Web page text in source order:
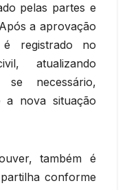
pelas partes e
a aprovação
registrado no
atualizando
se necessário,
a nova situação
também é
conforme